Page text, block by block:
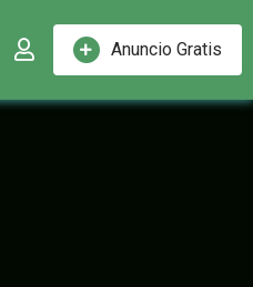
Anuncio Gratis